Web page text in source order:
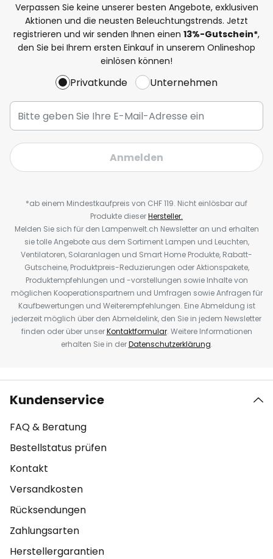
Verpassen Sie keine unserer besten Angebote, exklusiven
Aktionen und die neusten Beleuchtungstrends. Jetzt
registrieren und wir senden Ihnen einen 13%-Gutschein*,
den Sie bei Ihrem ersten Einkauf in unserem Onlineshop
einlösen können!
Privatkunde Unternehmen
Anmelden
*ab einem Mindestkaufpreis von CHF 119. Nicht einlösbar auf
Produkte dieserHersteller.
Melden Sie sich für den Lampenwelt.ch Newsletter an und erhalten
sie tolle Angebote aus dem Sortiment Lampen und Leuchten,
Ventilatoren, Solaranlagen und Smart Home Produkte, Rabatt-
Gutscheine, Produktpreis-Reduzierungen oder Aktionspakete,
Produktempfehlungen und -vorstellungen sowie Inhalte von
möglichen Kooperationspartnern und Umfragen sowie Anfragen für
Kaufbewertungen und Weiterempfehlungen. Eine Abmeldung ist
jederzeit möglich über den Abmeldelink, den Sie in jedem Newsletter
finden oder über unserKontaktformular. Weitere Informationen
erhalten Sie in derDatenschutzerklärung.
Kundenservice
FAQ & Beratung
Bestellstatus prüfen
Kontakt
Versandkosten
Rücksendungen
Zahlungsarten
Herstellergarantien